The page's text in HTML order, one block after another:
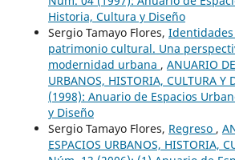
Historia, Cultura y Diseño
Sergio Tamayo Flores,
patrimonio cultural. Una
modernidad urbana , ANUARIO
URBANOS, HISTORIA, CULTURA Y
(1998): Anuario de Espacios
y Diseño
Sergio Tamayo Flores, Regreso ,
ESPACIOS URBANOS, HISTORIA,